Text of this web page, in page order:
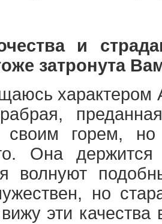
и
затронута
характером
своим горем,
Она держится
волнуют
но
эти